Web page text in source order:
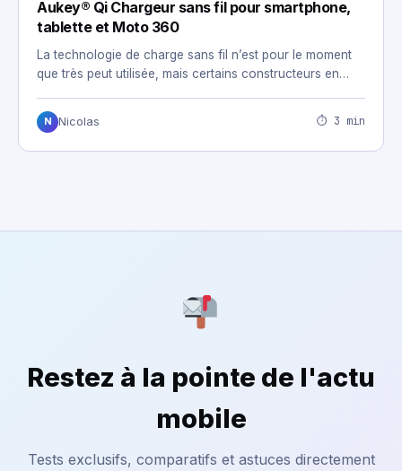
Aukey® Qi Chargeur sans fil pour smartphone,
tablette et Moto 360
La technologie de charge sans fil n’est pour le moment
que très peut utilisée, mais certains constructeurs en…
N Nicolas ⏱ 3 min
Restez à la pointe de l'actu
mobile
Tests exclusifs, comparatifs et astuces directement